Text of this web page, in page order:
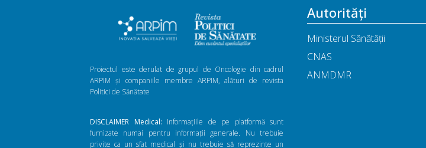
Proiectul este derulat de grupul de Oncologie din cadrul
ARPIM și companiile membre ARPIM, alături de revista
Politici de Sănătate
DISCLAIMER Medical: Informațiile de pe platformă sunt
furnizate numai pentru informații generale. Nu trebuie
privite ca un sfat medical și nu trebuie să reprezinte un
Autorități
Ministerul Sănătății
CNAS
ANMDMR